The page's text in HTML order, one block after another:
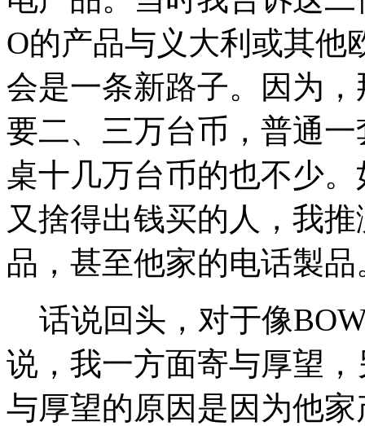
O的产品与义大利或其他
会是一条新路子。因为
要二、三万台币，普通
桌十几万台币的也不少
又捨得出钱买的人，我
品，甚至他家的电话製品
话说回头，对于像
说，我一方面寄与厚望
与厚望的原因是因为他